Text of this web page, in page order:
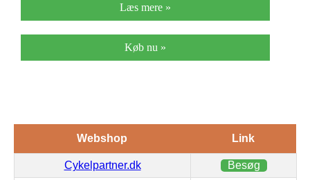
Læs mere »
Køb nu »
Webshop Link
Cykelpartner.dk Besøg